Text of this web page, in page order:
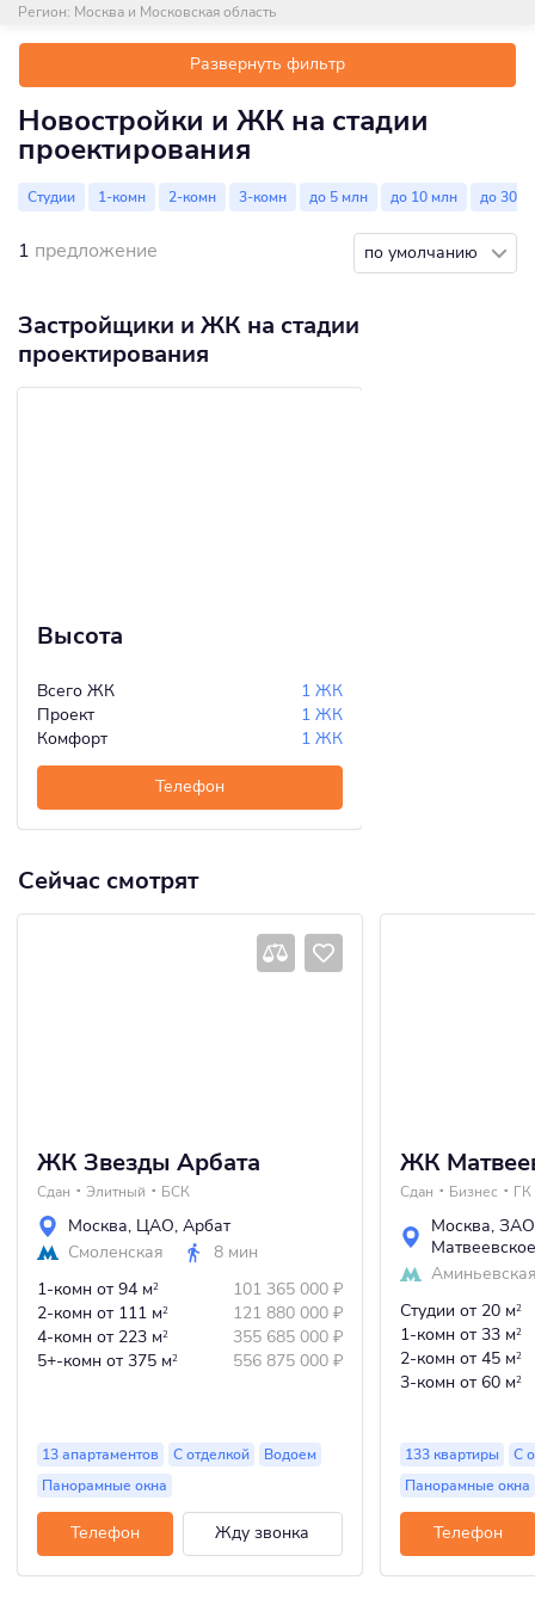
Регион: Москва и Московская область
Развернуть фильтр
Новостройки и ЖК на стадии
проектирования
Студии 1-комн 2-комн 3-комн до 5 млн до 10 млн до 30 м²
1 предложение по умолчанию
Застройщики и ЖК на стадии
проектирования
Высота
Всего ЖК
1 ЖК
Проект
1 ЖК
Комфорт
1 ЖК
Телефон
Сейчас смотрят
ЖК Звезды Арбата
Сдан Элитный БСК
Москва, ЦАО, Арбат
Смоленская
8 мин
1-комн от 94 м2 101 365 000 ₽
2-комн от 111 м2 121 880 000 ₽
4-комн от 223 м2 355 685 000 ₽
5+-комн от 375 м2 556 875 000 ₽
13 апартаментов С отделкой
Водоем
Панорамные окна
Телефон Жду звонка
ЖК
Сдан Бизнес
Москва, ЗАО
Матвеевское
Студии от 20 м2
1-комн от 33 м2
2-комн от 45 м2
3-комн от 60 м2
133 квартиры
С
Панорамные окна
Телефон